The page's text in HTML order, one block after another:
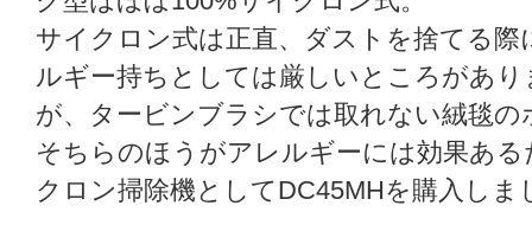
サイクロン式は正直、ダストを捨てる
ルギー持ちとしては厳しいところがあり
が、タービンブラシでは取れない絨毯
そちらのほうがアレルギーには効果あ
クロン掃除機としてDC45MHを購入しま